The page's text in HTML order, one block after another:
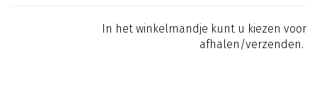
In het winkelmandje kunt u kiezen voor
afhalen/verzenden.